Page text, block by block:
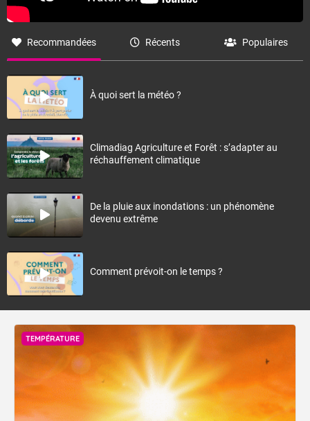
Recommandées Récents Populaires
À quoi sert la météo ?
Climadiag Agriculture et Forêt : s’adapter au
réchauffement climatique
De la pluie aux inondations : un phénomène
devenu extrême
Comment prévoit-on le temps ?
TEMPÉRATURE